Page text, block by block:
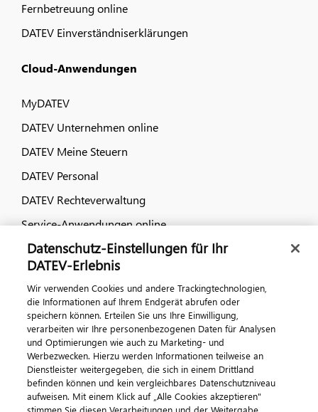
Fernbetreuung online
DATEV Einverständniserklärungen
Cloud-Anwendungen
MyDATEV
DATEV Unternehmen online
DATEV Meine Steuern
DATEV Personal
DATEV Rechteverwaltung
Service-Anwendungen online
Dialog & Medien
Veranstaltungen
DATEV magazin
DATEV-Community
DATEV-Newsletter
Datenschutz-Einstellungen für Ihr
DATEV-Erlebnis
Wir verwenden Cookies und andere Trackingtechnologien,
die Informationen auf Ihrem Endgerät abrufen oder
speichern können. Erteilen Sie uns Ihre Einwilligung,
verarbeiten wir Ihre personenbezogenen Daten für Analysen
und Optimierungen wie auch zu Marketing- und
Werbezwecken. Hierzu werden Informationen teilweise an
Dienstleister weitergegeben, die sich in einem Drittland
befinden können und kein vergleichbares Datenschutzniveau
aufweisen. Mit einem Klick auf „Alle Cookies akzeptieren"
stimmen Sie diesen Verarbeitungen und der Weitergabe